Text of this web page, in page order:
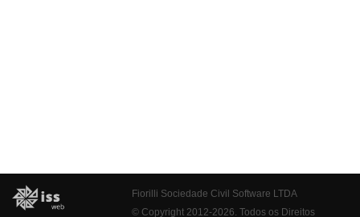
Fiorilli Sociedade Civil Software LTDA
© Copyright 2012-2026. Todos os Direitos